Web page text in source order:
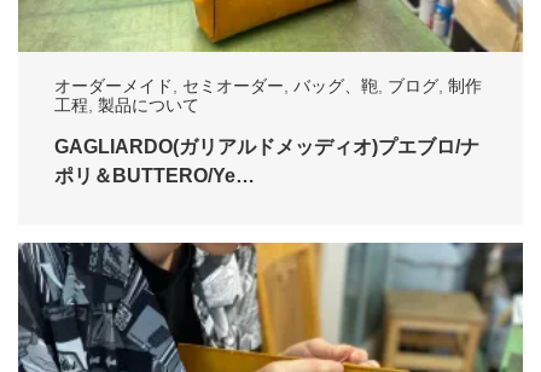
オーダーメイド セミオーダー バッグ、鞄 ブログ 制作
工程 製品について
GAGLIARDO(ガリアルドメッディオ)プエブロ/ナ
ポリ＆BUTTERO/Ye…